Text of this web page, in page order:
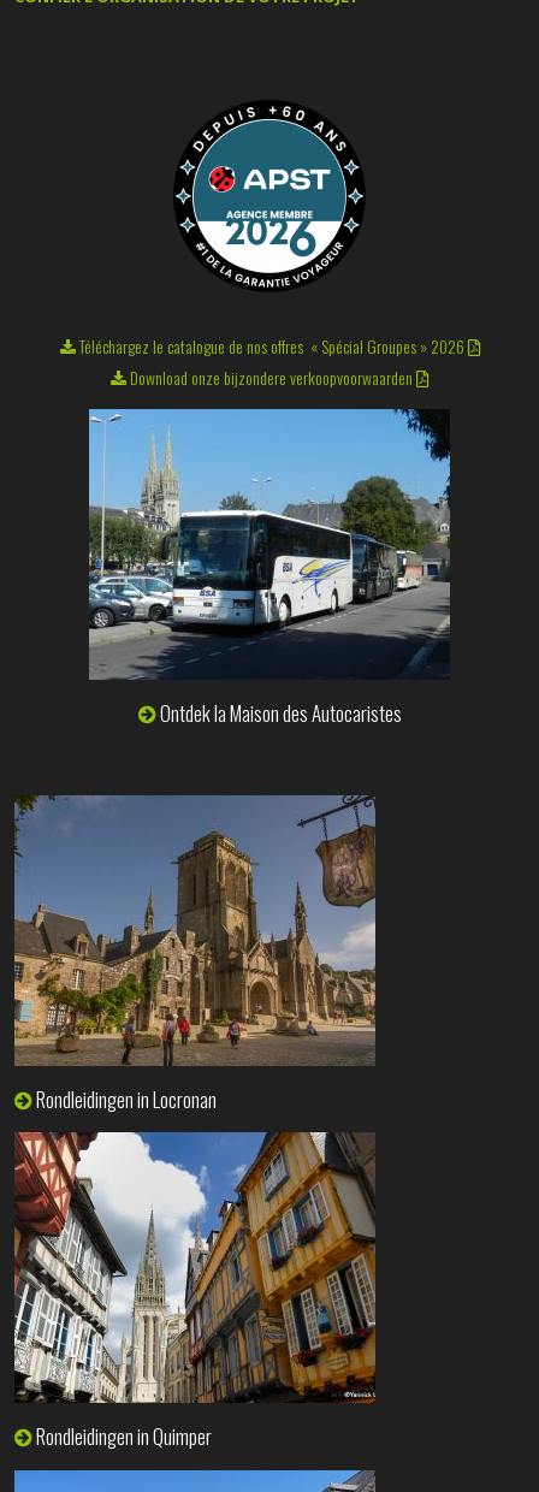
Téléchargez le catalogue de nos offres « Spécial Groupes » 2026
Download onze bijzondere verkoopvoorwaarden
Ontdekla Maison des Autocaristes
Rondleidingen in Locronan
Rondleidingen in Quimper